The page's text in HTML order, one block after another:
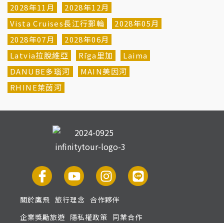
2028年11月
2028年12月
Vista Cruises長江行郵輪
2028年05月
2028年07月
2028年06月
Latvia拉脫維亞
Rīga里加
Laima
DANUBE多瑙河
MAIN美因河
RHINE萊茵河
關於鷹飛 旅行理念 合作夥伴
企業獎勵旅遊 隱私權政策 同業合作